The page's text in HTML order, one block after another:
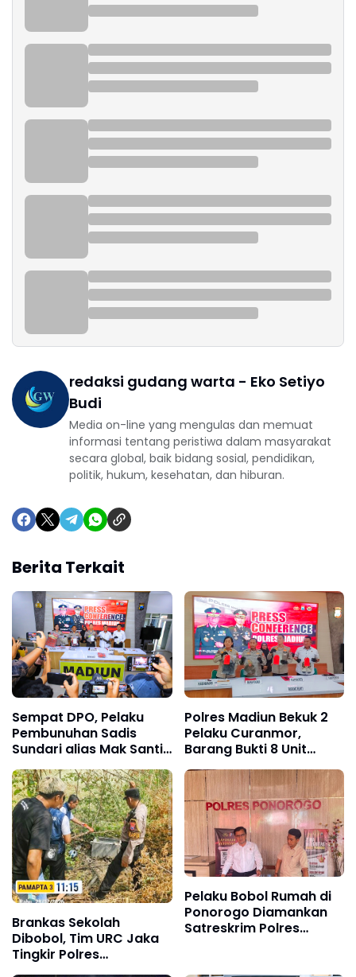
redaksi gudang warta - Eko Setiyo
Budi
Media on-line yang mengulas dan memuat
informasi tentang peristiwa dalam masyarakat
secara global, baik bidang sosial, pendidikan,
politik, hukum, kesehatan, dan hiburan.
Berita Terkait
Sempat DPO, Pelaku
Pembunuhan Sadis
Sundari alias Mak Santi
Ditangkap Polres
Madiun
Polres Madiun Bekuk 2
Pelaku Curanmor,
Barang Bukti 8 Unit
Ranmor Diamankan
Brankas Sekolah
Dibobol, Tim URC Jaka
Tingkir Polres
Lamongan Ringkus
Pelaku Bobol Rumah di
Ponorogo Diamankan
Satreskrim Polres